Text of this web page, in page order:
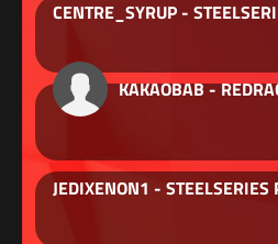
CENTRE_SYRUP -
KAKAOBAB -
JEDIXENON1 - STEELSERIES